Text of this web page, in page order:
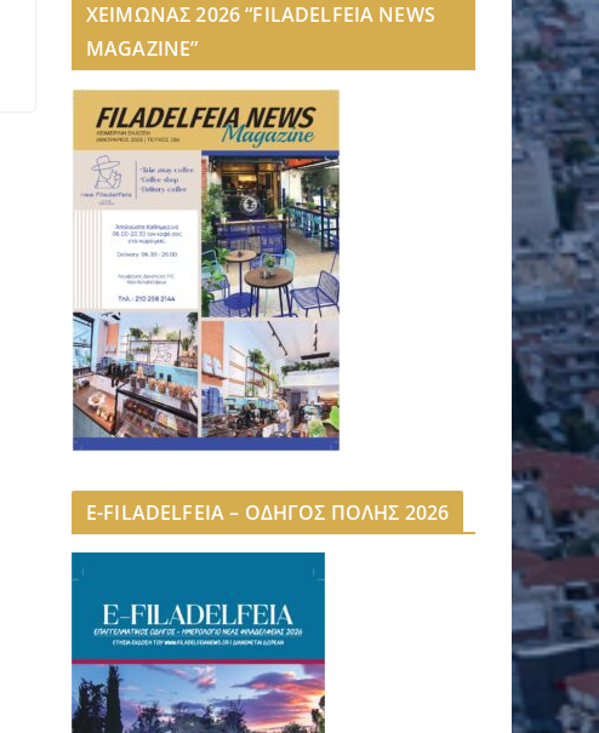
ΧΕΙΜΩΝΑΣ 2026 “FILADELFEIA NEWS
MAGAZINE”
E-FILADELFEIA – ΟΔΗΓΟΣ ΠΟΛΗΣ 2026